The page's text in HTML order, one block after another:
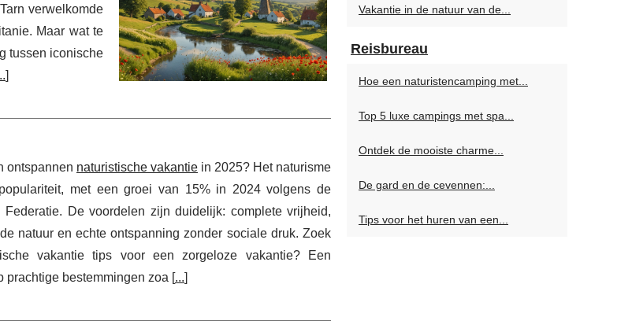
verwelkomde
Maar wat te
tussen iconische
]
ontspannen naturistische vakantie in 2025? Het naturisme
met een groei van 15% in 2024 volgens de
Federatie. De voordelen zijn duidelijk: complete vrijheid,
natuur en echte ontspanning zonder sociale druk. Zoek
vakantie tips voor een zorgeloze vakantie? Een
prachtige bestemmingen zoa [...]
Vakantie in de natuur van de...
Reisbureau
Hoe een naturistencamping met...
Top 5 luxe campings met spa...
Ontdek de mooiste charme...
De gard en de cevennen:...
Tips voor het huren van een...